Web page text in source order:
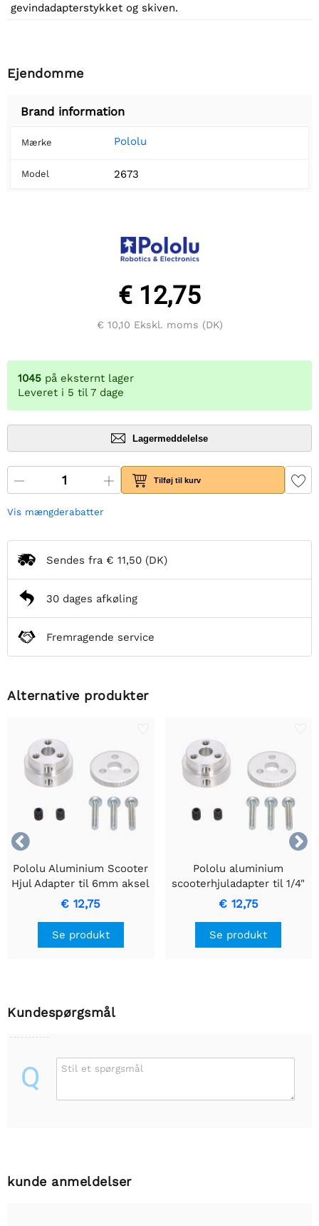
gevindadapterstykket og skiven.
Ejendomme
Brand information
Mærke Pololu
Model 2673
€ 12,75
€ 10,10 Ekskl. moms (DK)
1045 på eksternt lager
Leveret i 5 til 7 dage
Lagermeddelelse
Tilføj til kurv
Vis mængderabatter
Sendes fra € 11,50 (DK)
30 dages afkøling
Fremragende service
Alternative produkter


Pololu Aluminium Scooter
Hjul Adapter til 6mm aksel
€ 12,75
Se produkt
Pololu aluminium
scooterhjuladapter til 1/4"
aksel
€ 12,75
Se produkt
Kundespørgsmål
Q Stil et spørgsmål
kunde anmeldelser